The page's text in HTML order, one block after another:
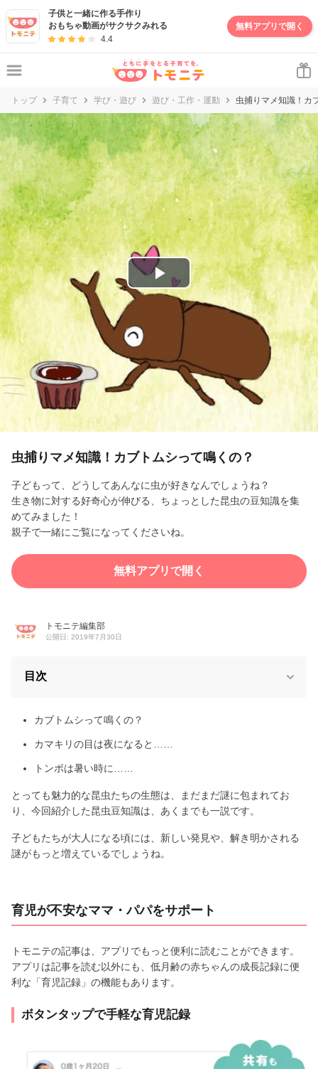
子供と一緒に作る手作り
おもちゃ動画がサクサクみれる
4.4
無料アプリで開く
トップ 子育て 学び・遊び 遊び・工作・運動 虫捕りマメ知識！カ
P
i
d
e
o
虫捕りマメ知識！カブトムシって鳴くの？
子どもって、どうしてあんなに虫が好きなんでしょうね？
生き物に対する好奇心が伸びる、ちょっとした昆虫の豆知識を集
めてみました！
親子で一緒にご覧になってくださいね。
無料アプリで開く
トモニテ編集部
公開日: 2019年7月30日
目次
カブトムシって鳴くの？
カマキリの目は夜になると……
トンボは暑い時に……
とっても魅力的な昆虫たちの生態は、まだまだ謎に包まれてお
り、今回紹介した昆虫豆知識は、あくまでも一説です。
子どもたちが大人になる頃には、新しい発見や、解き明かされる
謎がもっと増えているでしょうね。
育児が不安なママ・パパをサポート
トモニテの記事は、アプリでもっと便利に読むことができます。
アプリは記事を読む以外にも、低月齢の赤ちゃんの成長記録に便
利な「育児記録」の機能もあります。
ボタンタップで手軽な育児記録
妊娠・出産・子育て情報サイト | トモニテ